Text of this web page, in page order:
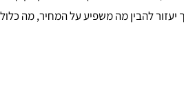
להבין מה משפיע על המחיר, מה כלול